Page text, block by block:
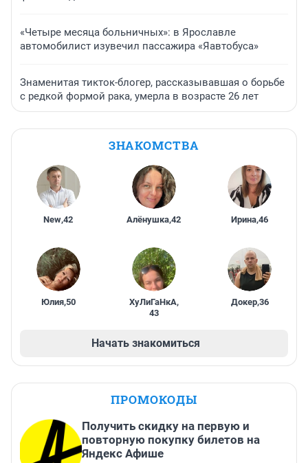
«Четыре месяца больничных»: в Ярославле
автомобилист изувечил пассажира «Яавтобуса»
Знаменитая тикток-блогер, рассказывавшая о борьбе
с редкой формой рака, умерла в возрасте 26 лет
ЗНАКОМСТВА
New,42 Алёнушка,42 Ирина,46
Юлия,50 ХуЛиГаНкА,
43
Докер,36
Начать знакомиться
ПРОМОКОДЫ
Получить скидку на первую и
повторную покупку билетов на
Яндекс Афише